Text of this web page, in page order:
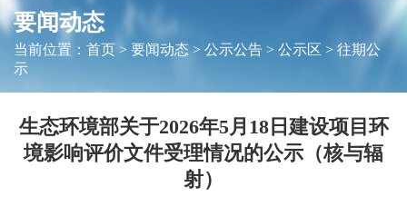
要闻动态
当前位置： 首页> 要闻动态> 公示公告> 公示区 > 往期公
示
生态环境部关于2026年5月18日建设项目环
境影响评价文件受理情况的公示（核与辐
射）